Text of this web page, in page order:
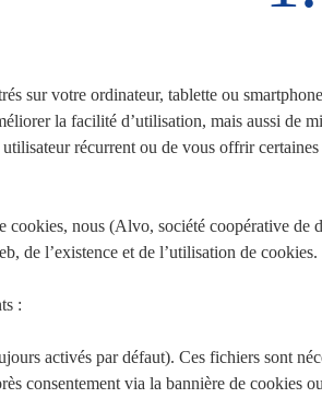
sur votre ordinateur, tablette ou
la facilité d’utilisation, mais aussi
récurrent ou de vous offrir
cookies, nous (Alvo, société coopérative
de l’existence et de l’utilisation de cookies.
:
activés par défaut). Ces fichiers sont
consentement via la bannière de cookies